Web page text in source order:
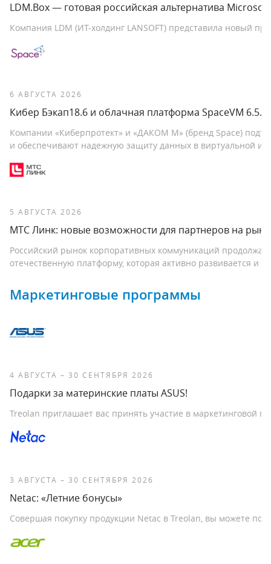
LDM.Box — готовая российская альтернатива
Компания LDM (ИТ-холдинг LANSOFT) представила новый
6 АВГУСТА 2026
Кибер Бэкап18.6 и облачная платформа SpaceVM
Компании «Киберпротект» и «ДАКОМ М» (бренд Space)
и обеспечивают надежную защиту данных в виртуальной
5 АВГУСТА 2026
МТС Линк: новые возможности для партнеров на
Российский рынок корпоративных коммуникаций
отечественную платформу, которая активно развивается и
Маркетинговые программы
4 АВГУСТА – 30 СЕНТЯБРЯ 2026
Подарки за материнские платы ASUS!
Treolan приглашает вас принять участие в маркетинговой
3 АВГУСТА – 30 СЕНТЯБРЯ 2026
Netac: «Летние бонусы»
Совершая покупку продукции Netac в Treolan, вы можете